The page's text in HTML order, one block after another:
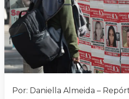
Por: Daniella Almeida –